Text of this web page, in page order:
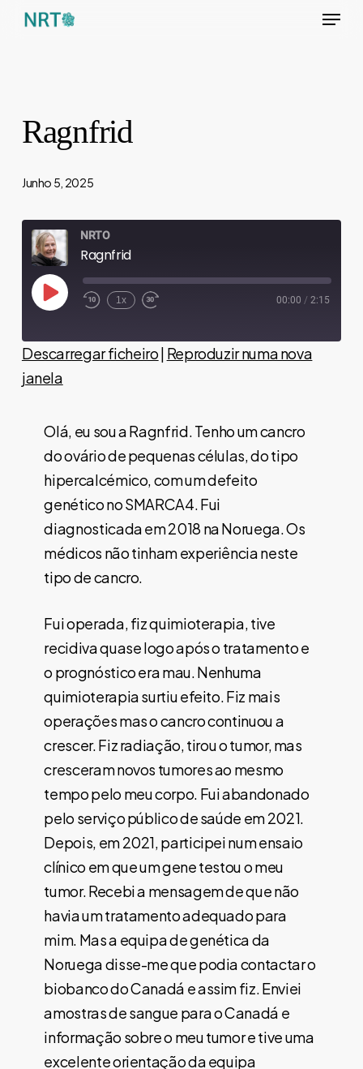
Skip
Menu
Ragnfrid
Junho 5, 2025
NRTO
Ragnfrid
Reproduzir
episódio Recuar
1x
Fast
seconds
00:00 / 2:15
Descarregar ficheiro| Reproduzir numa nova
janela
Olá, eu sou a Ragnfrid. Tenho um cancro
do ovário de pequenas células, do tipo
hipercalcémico, com um defeito
genético no SMARCA4. Fui
diagnosticada em 2018 na Noruega. Os
médicos não tinham experiência neste
tipo de cancro.
Fui operada, fiz quimioterapia, tive
recidiva quase logo após o tratamento e
o prognóstico era mau. Nenhuma
quimioterapia surtiu efeito. Fiz mais
operações mas o cancro continuou a
crescer. Fiz radiação, tirou o tumor, mas
cresceram novos tumores ao mesmo
tempo pelo meu corpo. Fui abandonado
pelo serviço público de saúde em 2021.
Depois, em 2021, participei num ensaio
clínico em que um gene testou o meu
tumor. Recebi a mensagem de que não
havia um tratamento adequado para
mim. Mas a equipa de genética da
Noruega disse-me que podia contactar o
biobanco do Canadá e assim fiz. Enviei
amostras de sangue para o Canadá e
informação sobre o meu tumor e tive uma
excelente orientação da equipa